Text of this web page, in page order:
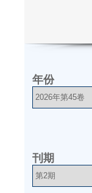
年份
刊期